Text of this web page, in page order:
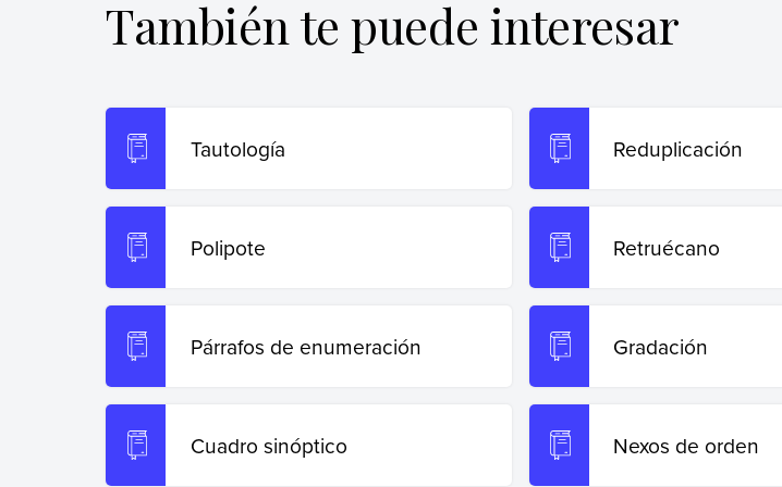
Copiar cita
También te puede interesar
Tautología Reduplicación
Polipote Retruécano
Párrafos de enumeración Gradación
Cuadro sinóptico Nexos de orden